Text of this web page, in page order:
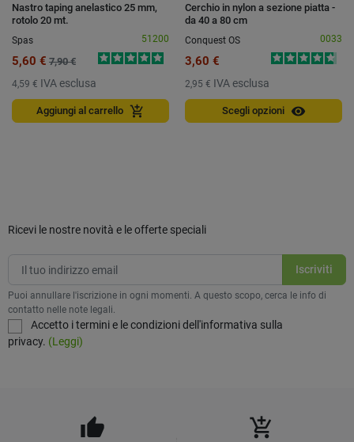
Nastro taping anelastico 25 mm,
rotolo 20 mt.
Spas
51200
5,60 € 7,90 €
4,59 € IVA esclusa
Aggiungi al carrello add_shopping_cart
Cerchio in nylon a sezione piatta -
da 40 a 80 cm
Conquest OS
0033
3,60 €
2,95 € IVA esclusa
Scegli opzioni visibility
Ricevi le nostre novità e le offerte speciali
Puoi annullare l'iscrizione in ogni momenti. A questo scopo, cerca le info di
contatto nelle note legali.
Accetto i termini e le condizioni dell'informativa sulla
privacy. (Leggi)
thumb_up add_shopping_cart